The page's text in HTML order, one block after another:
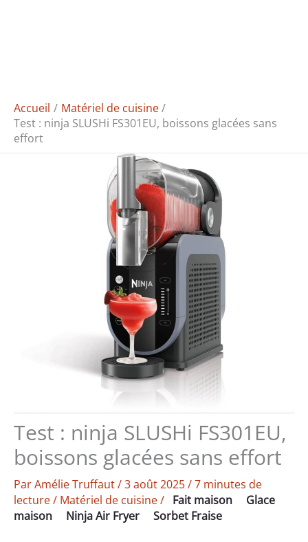
Accueil
Matériel de cuisine
Test : ninja SLUSHi FS301EU, boissons glacées sans
effort
Test : ninja SLUSHi FS301EU,
boissons glacées sans effort
ParAmélie Truffaut/3 août 2025/7 minutes de
lecture/ Matériel de cuisine/ Fait maison
Glace
maison
Ninja Air Fryer Sorbet Fraise